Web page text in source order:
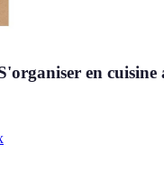
en cuisine